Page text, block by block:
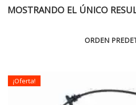
MOSTRANDO EL ÚNICO
¡Oferta!